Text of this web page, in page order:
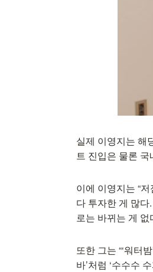
실제 이영지는 해
트 진입은 물론
이에 이영지는 “
다 투자한 게 많
로는 바뀌는 게 없
또한 그는 “‘워터
바’처럼 ‘수수수